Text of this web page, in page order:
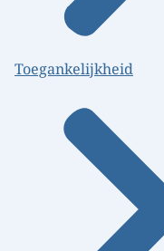
Toegankelijkheid